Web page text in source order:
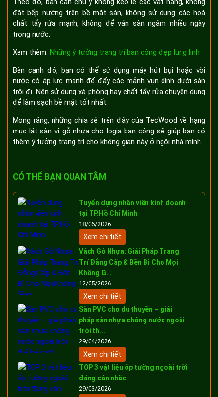
Theo đó, bạn cần chú ý không kéo lê các vật nặng, không
đặt bếp nướng trên bề mặt sàn, không sử dụng các hoá
chất tẩy rửa mạnh, không để ván sàn ngâm nhiều ngày
trong nước.
Xem thêm: Những ý tưởng trang trí ban công đẹp lung linh
Bên cạnh đó, bạn có thể sử dụng máy hút bụi hoặc vòi
nước có áp lực mạnh để đẩy các mảnh vụn dính dưới sàn
trôi đi. Nên sử dụng xà phòng hay chất tẩy rửa chuyên dụng
để làm sạch bề mặt tốt nhất.
Mong rằng, những chia sẻ trên đây của TecWood về hạng
mục lát sàn vỉ gỗ nhựa cho logia ban công sẽ giúp bạn có
thêm ý tưởng trang trí cho không gian này ở ngôi nhà mình.
CÓ THỂ BẠN QUAN TÂM
Tuyển dụng nhân viên kinh doanh
tại TP.Hồ Chí Minh
18/06/2026
Xem chi tiết
Vách Gỗ Nhựa: Giải Pháp Trang
Trí Đẳng Cấp & Bền Bỉ Cho Mọi
Không G...
12/05/2026
Xem chi tiết
Sàn PVC cho du thuyền – giải
pháp sàn nhựa chống nước ngoài
trời th...
29/04/2026
Xem chi tiết
TOP 3 vật liệu ốp tường ngoài trời
đáng cân nhắc
29/03/2026